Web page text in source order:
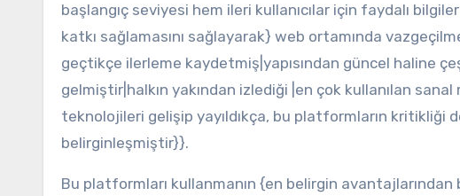
başlangıç seviyesi hem ileri kullanıcılar için faydalı
katkı sağlamasını sağlayarak} web ortamında
geçtikçe ilerleme kaydetmiş|yapısından güncel haline
gelmiştir|halkın yakından izlediği |en çok kullanılan
teknolojileri gelişip yayıldıkça, bu platformların
belirginleşmiştir}}.
Bu platformları kullanmanın {en belirgin avantajlarından